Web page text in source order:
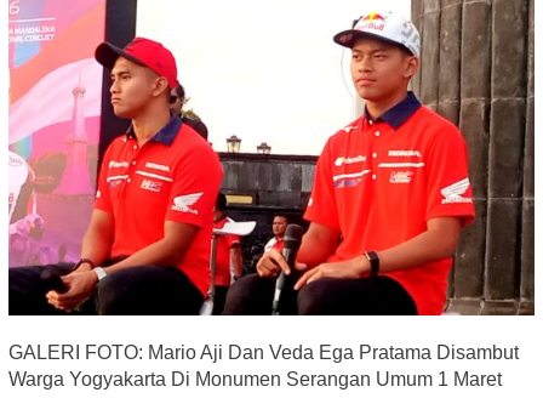
GALERI FOTO: Mario Aji Dan Veda Ega Pratama Disambut
Warga Yogyakarta Di Monumen Serangan Umum 1 Maret